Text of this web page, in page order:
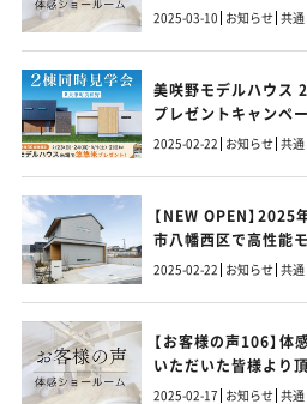
す！
2025-03-10 お知らせ 共通
美咲野モデルハウス
プレゼントキャンペ
2025-02-22 お知らせ 共通
【NEW OPEN】2025
市八幡西区で高性能
2025-02-22 お知らせ 共通
【お客様の声106】
いただいた皆様より
す！
2025-02-17 お知らせ 共通